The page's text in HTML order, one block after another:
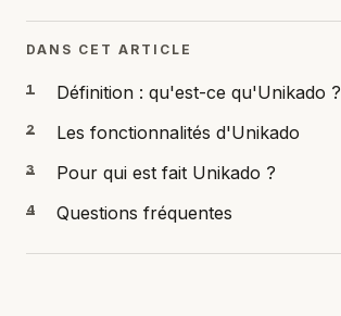
DANS CET ARTICLE
1 Définition : qu'est-ce qu'Unikado ?
2 Les fonctionnalités d'Unikado
3 Pour qui est fait Unikado ?
4 Questions fréquentes